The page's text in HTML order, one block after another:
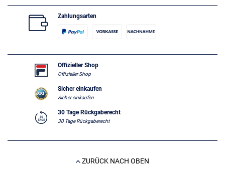
Zahlungsarten
Offizieller Shop
Offizieller Shop
Sicher einkaufen
Sicher einkaufen
30 Tage Rückgaberecht
30 Tage Rückgaberecht
ZURÜCK NACH OBEN